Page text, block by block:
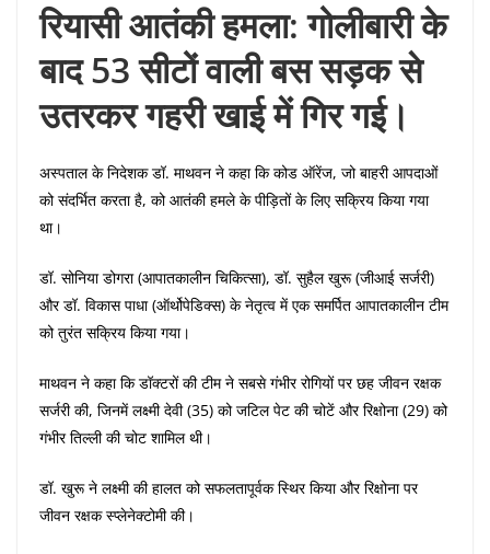
रियासी आतंकी हमला: गोलीबारी के
बाद 53 सीटों वाली बस सड़क से
उतरकर गहरी खाई में गिर गई।
अस्पताल के निदेशक डॉ. माथवन ने कहा कि कोड ऑरेंज, जो बाहरी आपदाओं
को संदर्भित करता है, को आतंकी हमले के पीड़ितों के लिए सक्रिय किया गया
था।
डॉ. सोनिया डोगरा (आपातकालीन चिकित्सा), डॉ. सुहैल खुरू (जीआई सर्जरी)
और डॉ. विकास पाधा (ऑर्थोपेडिक्स) के नेतृत्व में एक समर्पित आपातकालीन टीम
को तुरंत सक्रिय किया गया।
माथवन ने कहा कि डॉक्टरों की टीम ने सबसे गंभीर रोगियों पर छह जीवन रक्षक
सर्जरी की, जिनमें लक्ष्मी देवी (35) को जटिल पेट की चोटें और रिक्षोना (29) को
गंभीर तिल्ली की चोट शामिल थी।
डॉ. खुरू ने लक्ष्मी की हालत को सफलतापूर्वक स्थिर किया और रिक्षोना पर
जीवन रक्षक स्प्लेनेक्टोमी की।